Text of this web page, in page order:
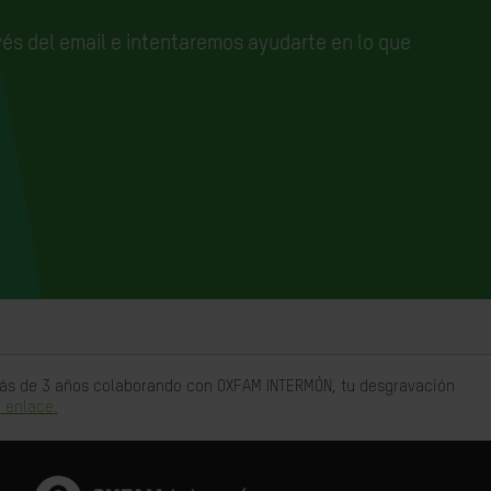
del email e intentaremos ayudarte en lo que
3 años colaborando con OXFAM INTERMÓN, tu desgravación
enlace.